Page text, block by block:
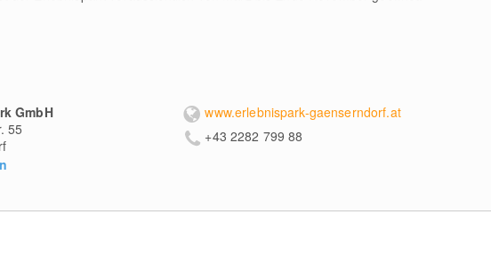
GmbH
55
www.erlebnispark-gaenserndorf.at
+43 2282 799 88